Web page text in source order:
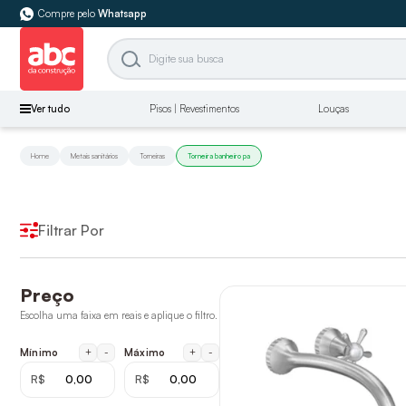
Compre pelo Whatsapp
Ver tudo Pisos | Revestimentos Louças
Home Metais sanitários Torneiras Torneira banheiro pa
Filtrar Por
Preço
Escolha uma faixa em reais e aplique o filtro.
Mínimo + -
R$
Máximo + -
R$